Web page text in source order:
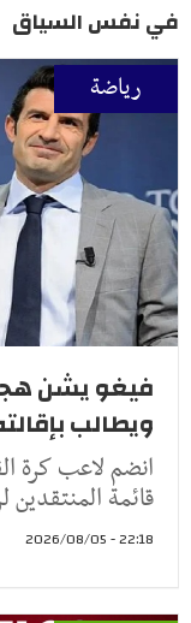
في نفس السياق
رياضة
فيغو يشن
ويطالب
انضم لاعب كرة
قائمة المنتقدين
22:18 - 2026/08/05